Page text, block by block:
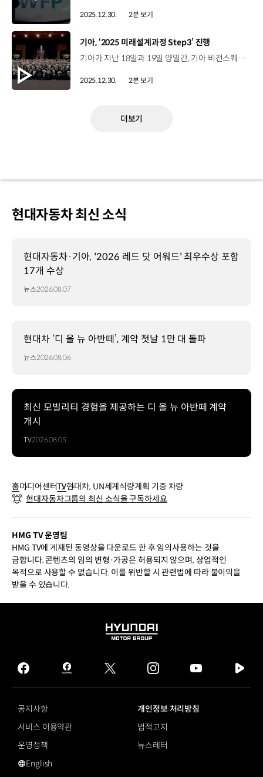
2025.12.30. 2분 보기
[동영상]
기아, ‘2025 미래설계과정 Step3’ 진행
기아가 지난 18일과 19일 양일간, 기아 비전스퀘어에서 일반직 정년퇴직자를 대상으로 ‘2025 미래설계과정 Step3'를 진행했습니다. 이번 교육은 퇴직 후 제2의 인생을 응원하기 위한 ‘Curtain Call’ 콘셉트로, 정년퇴직 예정자와 그 가족 총 221명이 참석했는데요. 기아에서의 시간을 돌아보는 각종 프로그램과 함께한 가족들에게 감사를 전달하는 은퇴식이 마련됐습니다. 이재우 책임매니저 / 기아 경북안동지점(회사에서) 마지막으로 보내는 날인데 의미가 있는 것 같고, 동료들과 다시 한번 얼굴 보면서 얘기도 하고 고민거리도 나눌 수 있는 그런 시간인 것 같습니다. 또한, 퇴직선배 멘토링과 특강으로 새로운 삶에서의 비전 수립에 대한 인사이트도 제공했습니다. 이태호 책임매니저 / 기아 수출업무팀회사 들어와서 가장 마음 편하게 받은 (교육) 과정인 것 같고요. 이용한 책임매니저 / 기아 동부지역본부36년 재직 했는데 긴 기간의 마침표를 제대로 찍게끔 해주신 게 아닌가 생각을 합니다. 기아는 ‘고객 중심, 사람 중심’의 조직문화를 바탕으로 마지막까지 업무에 몰입하고 명예롭게 은퇴하는 문화를 만들어 나갈 예정입니다.
2025.12.30. 2분 보기
더보기
현대자동차 최신 소식
현대자동차·기아, '2026 레드 닷 어워드' 최우수상 포함
17개 수상
뉴스2026.08.07
현대차 ‘디 올 뉴 아반떼’, 계약 첫날 1만 대 돌파
뉴스2026.08.06
최신 모빌리티 경험을 제공하는 디 올 뉴 아반떼 계약
개시
TV2026.08.05
홈미디어센터TV현대차, UN세계식량계획 기증 차량
현대자동차그룹의 최신 소식을 구독하세요
HMG TV 운영팀
HMG TV에 게재된 동영상을 다운로드 한 후 임의사용하는 것을
금합니다. 콘텐츠의 임의 변형·가공은 허용되지 않으며, 상업적인
목적으로 사용할 수 없습니다. 이를 위반할 시 관련법에 따라 불이익을
받을 수 있습니다.
HYUNDAI
GROUP
facebook
hmg
journal
twitter instagram
tv
공지사항
개인정보 처리방침
서비스 이용약관
법적고지
운영정책
뉴스레터
영문 사이트로 이동
English